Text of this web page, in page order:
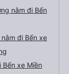
nằm đi Bến
đi Bến xe
Bến xe Miền